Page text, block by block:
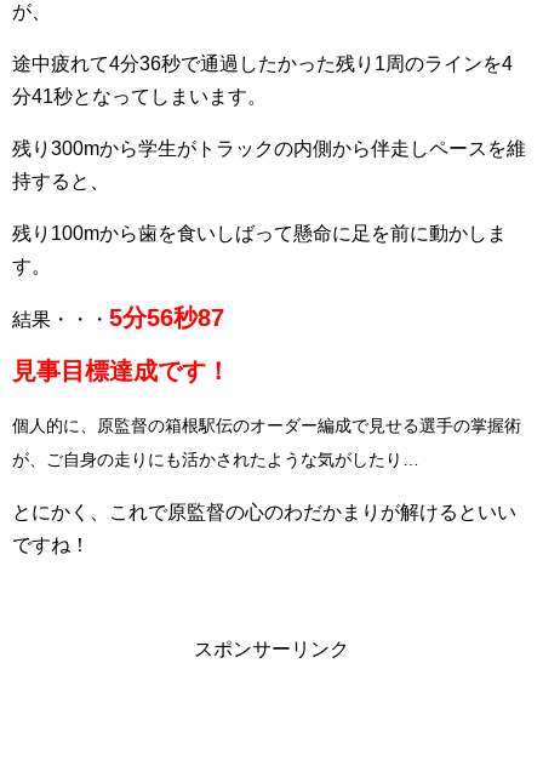
が、
途中疲れて4分36秒で通過したかった残り1周のラインを4
分41秒となってしまいます。
残り300mから学生がトラックの内側から伴走しペースを維
持すると、
残り100mから歯を食いしばって懸命に足を前に動かしま
す。
結果・・・ 5分56秒87
見事目標達成です！
個人的に、原監督の箱根駅伝のオーダー編成で見せる選手の掌握術
が、ご自身の走りにも活かされたような気がしたり…
とにかく、これで原監督の心のわだかまりが解けるといい
ですね！
スポンサーリンク